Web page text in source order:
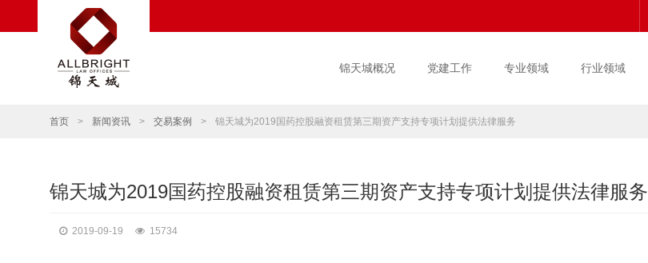
锦天城概况 党建工作 专业领域 行业领域
首页 > 新闻资讯 > 交易案例 > 锦天城为2019国药控股融资租赁第三期资产支持专项计划提供法律服务
锦天城为2019国药控股融资租赁第三期资产支持专项计划提供法律服务
2019-09-19 15734